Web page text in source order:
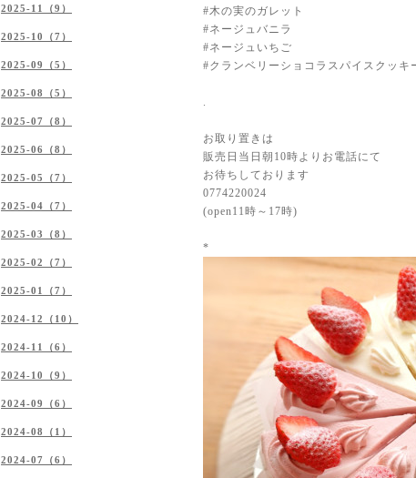
#木の実のガレット
#ネージュバニラ
#ネージュいちご
#クランベリーショコラスパイスクッキ
.
お取り置きは
販売日当日朝10時よりお電話にて
お待ちしております
0774220024
(open11時～17時)
*
2025-11（9）
2025-10（7）
2025-09（5）
2025-08（5）
2025-07（8）
2025-06（8）
2025-05（7）
2025-04（7）
2025-03（8）
2025-02（7）
2025-01（7）
2024-12（10）
2024-11（6）
2024-10（9）
2024-09（6）
2024-08（1）
2024-07（6）